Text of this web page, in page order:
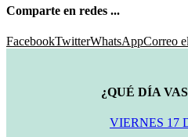
Comparte en redes ...
FacebookTwitterWhatsAppCorreo
¿QUÉ DÍA
VIERNES 17